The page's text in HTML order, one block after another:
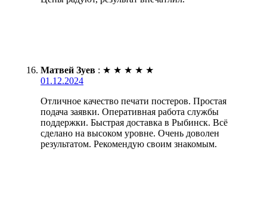
Матвей Зуев : ★ ★ ★ ★ ★
01.12.2024
Отличное качество печати постеров. Простая
подача заявки. Оперативная работа службы
поддержки. Быстрая доставка в Рыбинск. Всё
сделано на высоком уровне. Очень доволен
результатом. Рекомендую своим знакомым.